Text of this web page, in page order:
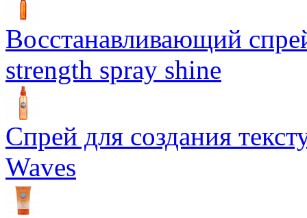
Восстанавливающий
strength spray shine
Спрей для создания
Waves